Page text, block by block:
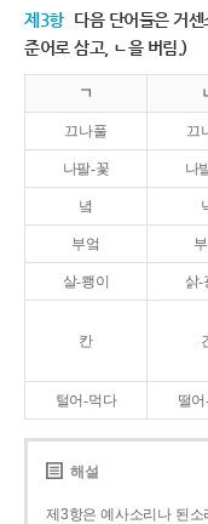
제3항 다음 단어들은 거
준어로 삼고, ㄴ을 버림.)
ㄱ
끄나풀 끄
나팔-꽃 나
녘
부엌
살-쾡이 삵-
칸
털어-먹다 떨
해설
제3항은 예사소리나 된소